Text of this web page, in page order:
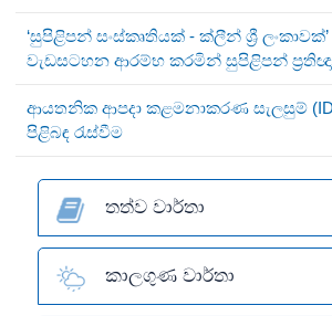
‘සුපිළිපන් සංස්කෘතියක් - ක්ලීන් ශ්‍රී
වැඩසටහන ආරම්භ කරමින් සුපිළිපන්
ආයතනික ආපදා කළමනාකරණ සැලසුම්
පිළිබඳ රැස්වීම
තත්ව වාර්තා
කාලගුණ වාර්තා